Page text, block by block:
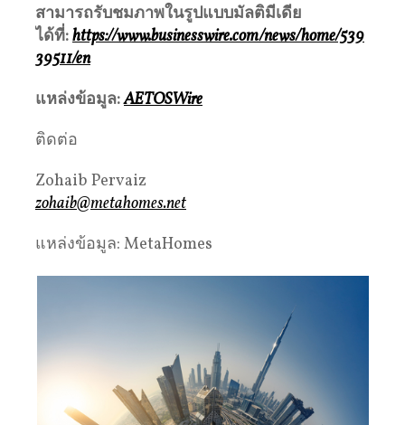
สามารถรับชมภาพในรูปแบบมัลติมีเดีย
ได้ที่:https://www.businesswire.com/news/home/539
39511/en
แหล่งข้อมูล:AETOSWire
ติดต่อ
Zohaib Pervaiz
zohaib@metahomes.net
แหล่งข้อมูล: MetaHomes